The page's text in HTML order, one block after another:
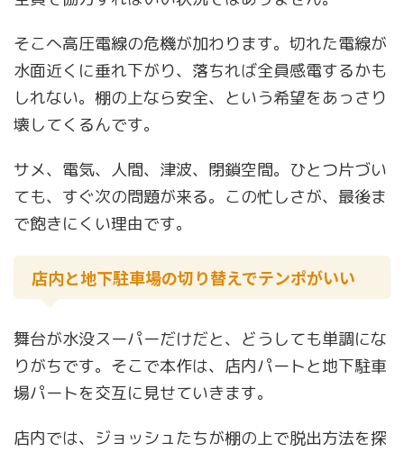
そこへ高圧電線の危機が加わります。切れた電線が
水面近くに垂れ下がり、落ちれば全員感電するかも
しれない。棚の上なら安全、という希望をあっさり
壊してくるんです。
サメ、電気、人間、津波、閉鎖空間。ひとつ片づい
ても、すぐ次の問題が来る。この忙しさが、最後ま
で飽きにくい理由です。
店内と地下駐車場の切り替えでテンポがいい
舞台が水没スーパーだけだと、どうしても単調にな
りがちです。そこで本作は、店内パートと地下駐車
場パートを交互に見せていきます。
店内では、ジョッシュたちが棚の上で脱出方法を探